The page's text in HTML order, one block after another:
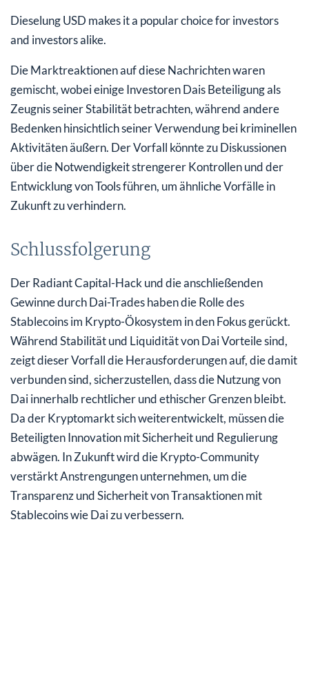
Dieselung USD makes it a popular choice for investors
and investors alike.
Die Marktreaktionen auf diese Nachrichten waren
gemischt, wobei einige Investoren Dais Beteiligung als
Zeugnis seiner Stabilität betrachten, während andere
Bedenken hinsichtlich seiner Verwendung bei kriminellen
Aktivitäten äußern. Der Vorfall könnte zu Diskussionen
über die Notwendigkeit strengerer Kontrollen und der
Entwicklung von Tools führen, um ähnliche Vorfälle in
Zukunft zu verhindern.
Schlussfolgerung
Der Radiant Capital-Hack und die anschließenden
Gewinne durch Dai-Trades haben die Rolle des
Stablecoins im Krypto-Ökosystem in den Fokus gerückt.
Während Stabilität und Liquidität von Dai Vorteile sind,
zeigt dieser Vorfall die Herausforderungen auf, die damit
verbunden sind, sicherzustellen, dass die Nutzung von
Dai innerhalb rechtlicher und ethischer Grenzen bleibt.
Da der Kryptomarkt sich weiterentwickelt, müssen die
Beteiligten Innovation mit Sicherheit und Regulierung
abwägen. In Zukunft wird die Krypto-Community
verstärkt Anstrengungen unternehmen, um die
Transparenz und Sicherheit von Transaktionen mit
Stablecoins wie Dai zu verbessern.